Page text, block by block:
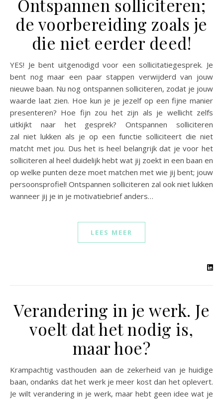
Ontspannen solliciteren;
de voorbereiding zoals je
die niet eerder deed!
YES! Je bent uitgenodigd voor een sollicitatiegesprek. Je
bent nog maar een paar stappen verwijderd van jouw
nieuwe baan. Nu nog ontspannen solliciteren, zodat je jouw
waarde laat zien. Hoe kun je je jezelf op een fijne manier
presenteren? Hoe fijn zou het zijn als je wellicht zelfs
uitkijkt naar het gesprek? Ontspannen solliciteren
zal niet lukken als je op een functie solliciteert die niet
matcht met jou. Dus het is heel belangrijk dat je voor het
solliciteren al heel duidelijk hebt wat jij zoekt in een baan en
op welke punten deze moet matchen met wie jij bent; jouw
persoonsprofiel! Ontspannen solliciteren zal ook niet lukken
wanneer jij je in je motivatiebrief anders…
LEES MEER
Verandering in je werk. Je
voelt dat het nodig is,
maar hoe?
Krampachtig vasthouden aan de zekerheid van je huidige
baan, ondanks dat het werk je meer kost dan het oplevert.
Je wilt verandering in je werk, maar hebt geen idee wat je